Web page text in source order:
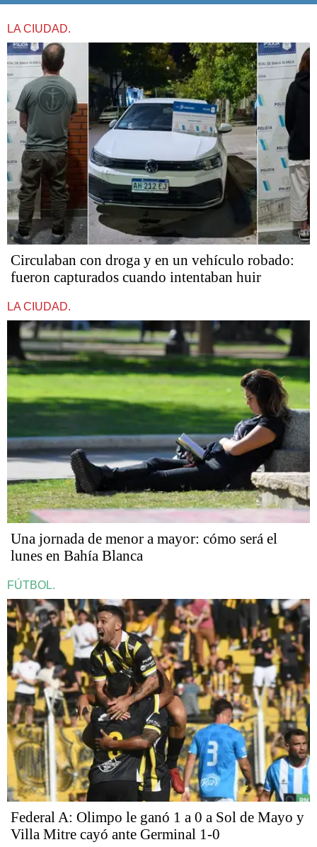
LA CIUDAD.
Circulaban con droga y en un vehículo robado:
fueron capturados cuando intentaban huir
LA CIUDAD.
Una jornada de menor a mayor: cómo será el
lunes en Bahía Blanca
FÚTBOL.
Federal A: Olimpo le ganó 1 a 0 a Sol de Mayo y
Villa Mitre cayó ante Germinal 1-0